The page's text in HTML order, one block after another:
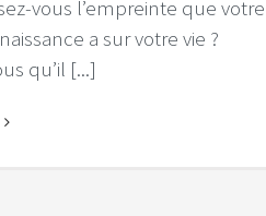
vous l’empreinte que votre
a sur votre vie ?
qu’il [...]